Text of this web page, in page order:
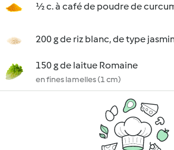
½ c. à café de poudre de
200 g de riz blanc, de type
150 g de laitue Romaine
en fines lamelles (1 cm)